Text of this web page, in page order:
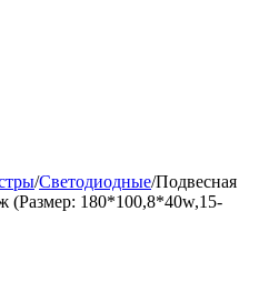
/Светодиодные/Подвесная
(Размер: 180*100,8*40w,15-